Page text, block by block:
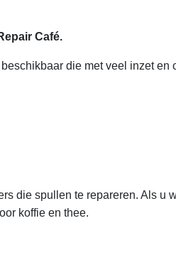
Café.
die met veel inzet
die spullen te repareren. Als u
koffie en thee.